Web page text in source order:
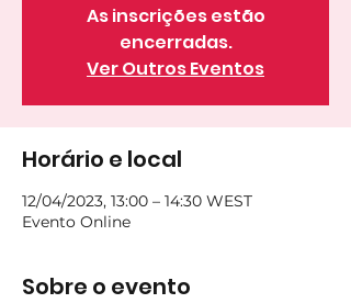
As inscrições estão
encerradas.
Ver Outros Eventos
Horário e local
12/04/2023, 13:00 – 14:30 WEST
Evento Online
Sobre o evento